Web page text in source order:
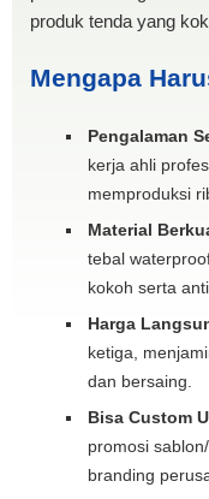
produk tenda yang
Mengapa
Pengalaman
kerja ahli
memproduksi
Material
tebal
kokoh serta
Harga
ketiga,
dan bersaing.
Bisa Custom
promosi
branding